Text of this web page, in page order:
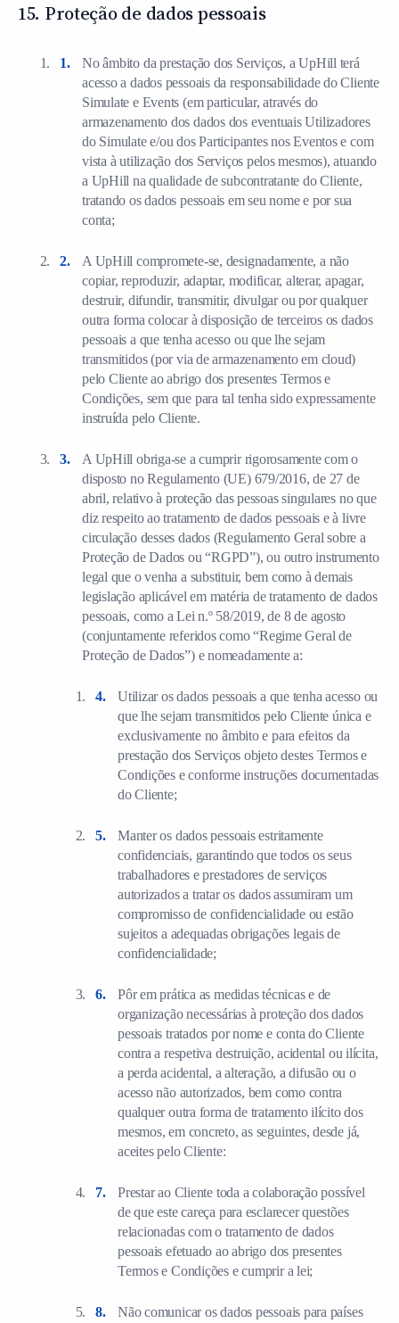
15. Proteção de dados pessoais
No âmbito da prestação dos Serviços, a UpHill terá
acesso a dados pessoais da responsabilidade do Cliente
Simulate e Events (em particular, através do
armazenamento dos dados dos eventuais Utilizadores
do Simulate e/ou dos Participantes nos Eventos e com
vista à utilização dos Serviços pelos mesmos), atuando
a UpHill na qualidade de subcontratante do Cliente,
tratando os dados pessoais em seu nome e por sua
conta;
A UpHill compromete-se, designadamente, a não
copiar, reproduzir, adaptar, modificar, alterar, apagar,
destruir, difundir, transmitir, divulgar ou por qualquer
outra forma colocar à disposição de terceiros os dados
pessoais a que tenha acesso ou que lhe sejam
transmitidos (por via de armazenamento em cloud)
pelo Cliente ao abrigo dos presentes Termos e
Condições, sem que para tal tenha sido expressamente
instruída pelo Cliente.
A UpHill obriga-se a cumprir rigorosamente com o
disposto no Regulamento (UE) 679/2016, de 27 de
abril, relativo à proteção das pessoas singulares no que
diz respeito ao tratamento de dados pessoais e à livre
circulação desses dados (Regulamento Geral sobre a
Proteção de Dados ou “RGPD”), ou outro instrumento
legal que o venha a substituir, bem como à demais
legislação aplicável em matéria de tratamento de dados
pessoais, como a Lei n.º 58/2019, de 8 de agosto
(conjuntamente referidos como “Regime Geral de
Proteção de Dados”) e nomeadamente a:
Utilizar os dados pessoais a que tenha acesso ou
que lhe sejam transmitidos pelo Cliente única e
exclusivamente no âmbito e para efeitos da
prestação dos Serviços objeto destes Termos e
Condições e conforme instruções documentadas
do Cliente;
Manter os dados pessoais estritamente
confidenciais, garantindo que todos os seus
trabalhadores e prestadores de serviços
autorizados a tratar os dados assumiram um
compromisso de confidencialidade ou estão
sujeitos a adequadas obrigações legais de
confidencialidade;
Pôr em prática as medidas técnicas e de
organização necessárias à proteção dos dados
pessoais tratados por nome e conta do Cliente
contra a respetiva destruição, acidental ou ilícita,
a perda acidental, a alteração, a difusão ou o
acesso não autorizados, bem como contra
qualquer outra forma de tratamento ilícito dos
mesmos, em concreto, as seguintes, desde já,
aceites pelo Cliente:
Prestar ao Cliente toda a colaboração possível
de que este careça para esclarecer questões
relacionadas com o tratamento de dados
pessoais efetuado ao abrigo dos presentes
Termos e Condições e cumprir a lei;
Não comunicar os dados pessoais para países